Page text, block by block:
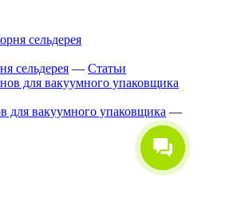
сельдерея — Статьи
для вакуумного упаковщика —